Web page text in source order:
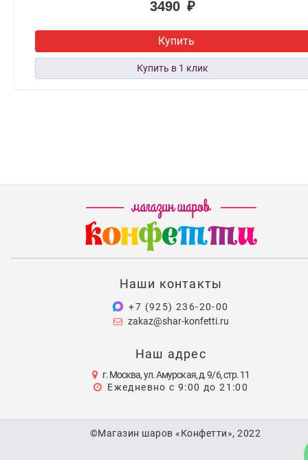
3490 ₽
Купить
Наши контакты
+7 (925) 236-20-00
zakaz@shar-konfetti.ru
Наш адрес
г. Москва, ул. Амурская, д. 9/6, стр. 11
Ежедневно с 9:00 до 21:00
©Магазин шаров «Конфетти», 2022